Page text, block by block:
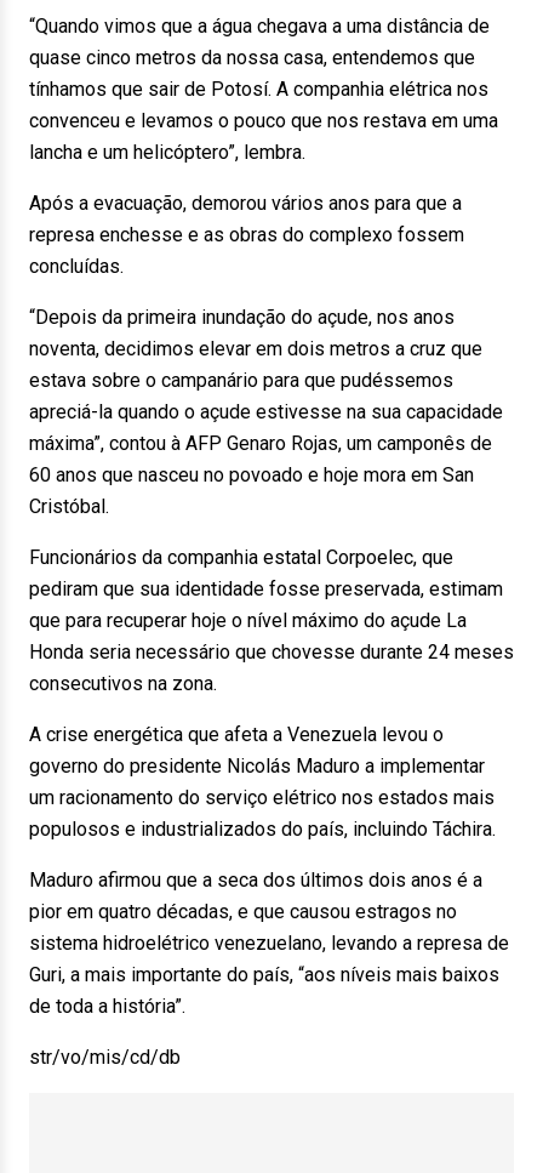
“Quando vimos que a água chegava a uma distância de
quase cinco metros da nossa casa, entendemos que
tínhamos que sair de Potosí. A companhia elétrica nos
convenceu e levamos o pouco que nos restava em uma
lancha e um helicóptero”, lembra.
Após a evacuação, demorou vários anos para que a
represa enchesse e as obras do complexo fossem
concluídas.
“Depois da primeira inundação do açude, nos anos
noventa, decidimos elevar em dois metros a cruz que
estava sobre o campanário para que pudéssemos
apreciá-la quando o açude estivesse na sua capacidade
máxima”, contou à AFP Genaro Rojas, um camponês de
60 anos que nasceu no povoado e hoje mora em San
Cristóbal.
Funcionários da companhia estatal Corpoelec, que
pediram que sua identidade fosse preservada, estimam
que para recuperar hoje o nível máximo do açude La
Honda seria necessário que chovesse durante 24 meses
consecutivos na zona.
A crise energética que afeta a Venezuela levou o
governo do presidente Nicolás Maduro a implementar
um racionamento do serviço elétrico nos estados mais
populosos e industrializados do país, incluindo Táchira.
Maduro afirmou que a seca dos últimos dois anos é a
pior em quatro décadas, e que causou estragos no
sistema hidroelétrico venezuelano, levando a represa de
Guri, a mais importante do país, “aos níveis mais baixos
de toda a história”.
str/vo/mis/cd/db